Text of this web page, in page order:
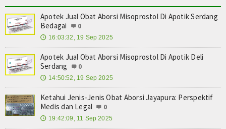
Apotek Jual Obat Aborsi Misoprostol Di Apotik Serdang
Bedagai
0
🕔 16:03:32, 19 Sep 2025
Apotek Jual Obat Aborsi Misoprostol Di Apotik Deli
Serdang
0
🕔 14:50:52, 19 Sep 2025
Ketahui Jenis-Jenis Obat Aborsi Jayapura: Perspektif
Medis dan Legal
0
🕔 19:42:09, 11 Sep 2025